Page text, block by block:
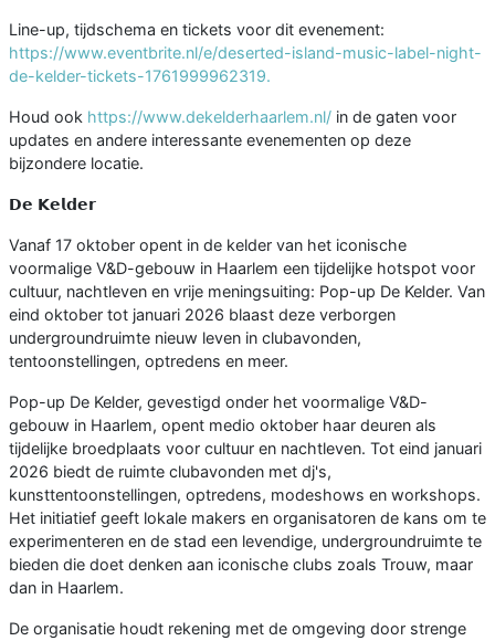
Line-up, tijdschema en tickets voor dit evenement:
https://www.eventbrite.nl/e/deserted-island-music-label-night-
de-kelder-tickets-1761999962319.
Houd ook https://www.dekelderhaarlem.nl/ in de gaten voor
updates en andere interessante evenementen op deze
bijzondere locatie.
𝗗𝗲 𝗞𝗲𝗹𝗱𝗲𝗿
Vanaf 17 oktober opent in de kelder van het iconische
voormalige V&D-gebouw in Haarlem een ​​tijdelijke hotspot voor
cultuur, nachtleven en vrije meningsuiting: Pop-up De Kelder. Van
eind oktober tot januari 2026 blaast deze verborgen
undergroundruimte nieuw leven in clubavonden,
tentoonstellingen, optredens en meer.
Pop-up De Kelder, gevestigd onder het voormalige V&D-
gebouw in Haarlem, opent medio oktober haar deuren als
tijdelijke broedplaats voor cultuur en nachtleven. Tot eind januari
2026 biedt de ruimte clubavonden met dj's,
kunsttentoonstellingen, optredens, modeshows en workshops.
Het initiatief geeft lokale makers en organisatoren de kans om te
experimenteren en de stad een levendige, undergroundruimte te
bieden die doet denken aan iconische clubs zoals Trouw, maar
dan in Haarlem.
De organisatie houdt rekening met de omgeving door strenge